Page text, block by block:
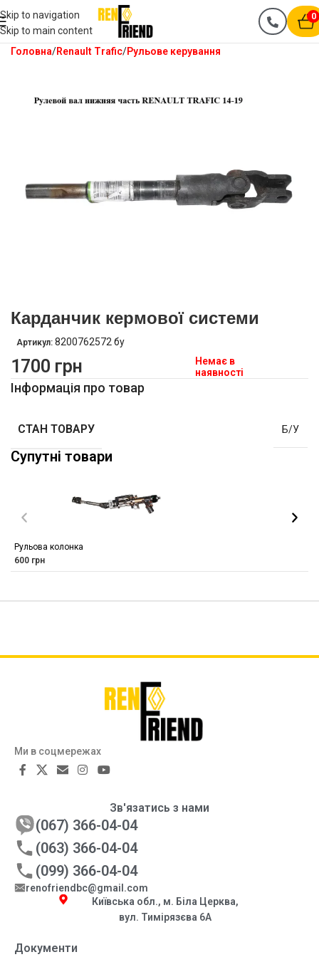
Skip to navigation
Skip to main content
0
Головна Renault Trafic Рульове керування
Карданчик кермової системи
Артикул: 8200762572 бу
1700 грн
Немає в
наявності
Інформація про товар
СТАН ТОВАРУ Б/У
Супутні товари
Рульова колонка
600 грн
Ми в соцмережах
Документи
Зв'язатись з нами
(067) 366-04-04
(063) 366-04-04
(099) 366-04-04
renofriendbc@gmail.com
Київська обл., м. Біла Церква,
вул. Тимірязєва 6А